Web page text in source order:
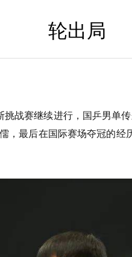
轮出局
战赛继续进行，国乒男单传
，最后在国际赛场夺冠的